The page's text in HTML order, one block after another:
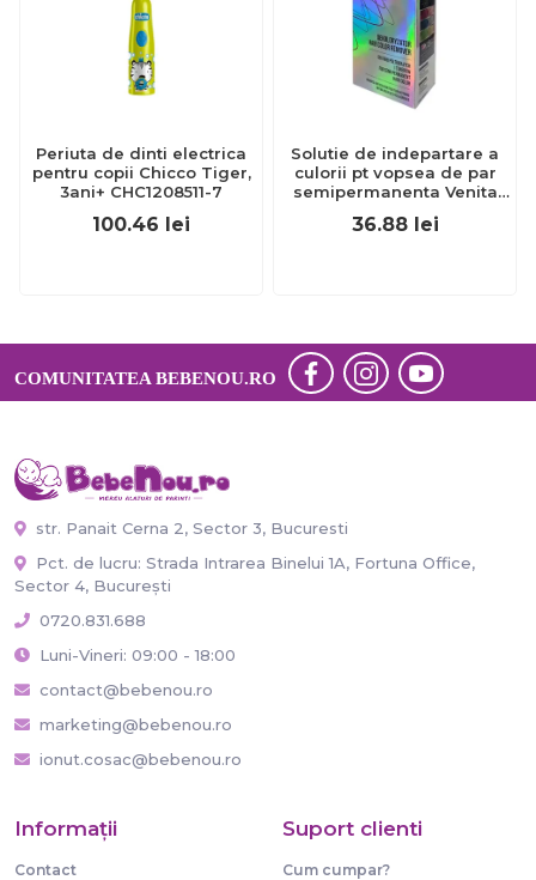
Periuta de dinti electrica
pentru copii Chicco Tiger,
3ani+ CHC1208511-7
100.46 lei
Solutie de indepartare a
culorii pt vopsea de par
semipermanenta Venita
Hair Color Remover, 115ml
15 ml
36.88 lei
COMUNITATEA BEBENOU.RO
str. Panait Cerna 2, Sector 3, Bucuresti
Pct. de lucru: Strada Intrarea Binelui 1A, Fortuna Office,
Sector 4, București
0720.831.688
Luni-Vineri: 09:00 - 18:00
contact@bebenou.ro
marketing@bebenou.ro
ionut.cosac@bebenou.ro
Informaţii
Contact
Suport clienti
Cum cumpar?